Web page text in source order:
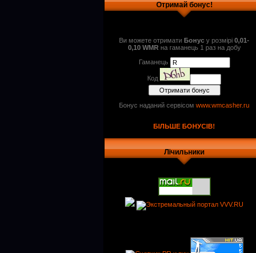
Отримай бонус!
Ви можете отримати Бонус у розмірі 0,01-
0,10 WMRна гаманець 1 раз на добу
Гаманець
Код
Бонус наданий сервісом www.wmcasher.ru
БІЛЬШЕ БОНУСІВ!
Лічильники